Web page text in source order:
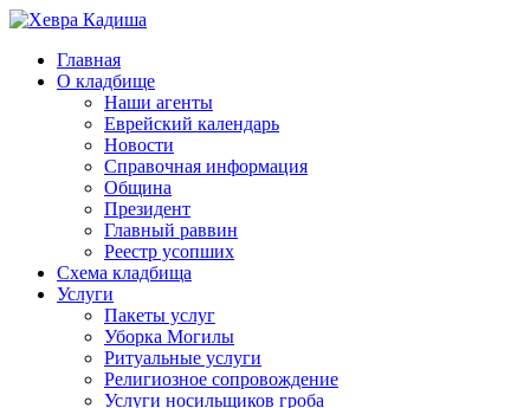
Главная
О кладбище
Наши агенты
Еврейский календарь
Новости
Справочная информация
Община
Президент
Главный раввин
Реестр усопших
Схема кладбища
Услуги
Пакеты услуг
Уборка Могилы
Ритуальные услуги
Религиозное сопровождение
Услуги носильщиков гроба